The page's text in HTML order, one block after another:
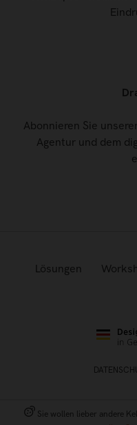
Abonnieren Sie
Agentur und dem
Lösungen
Sie wollen lieber andere